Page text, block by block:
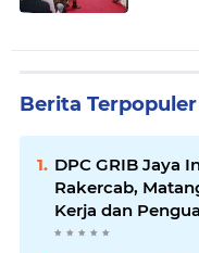
Berita Terpopuler
DPC GRIB Jaya
Rakercab,
Kerja dan